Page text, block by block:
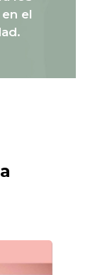
el